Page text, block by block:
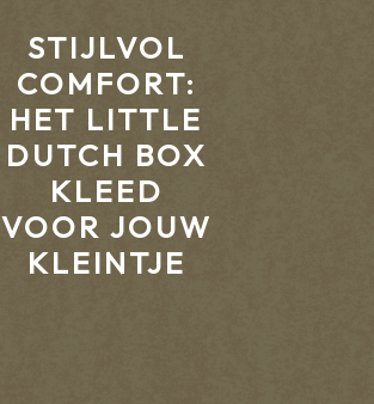
STIJLVOL
COMFORT:
HET LITTLE
DUTCH BOX
KLEED
VOOR JOUW
KLEINTJE